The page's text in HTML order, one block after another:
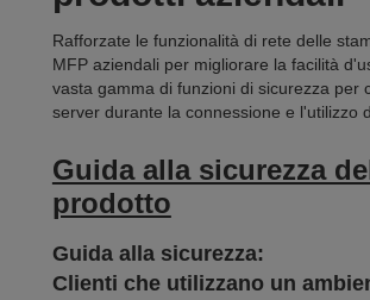
Rafforzate le funzionalità di rete delle
MFP aziendali per migliorare la facilità
vasta gamma di funzioni di sicurezza per
server durante la connessione e l'utilizzo
Guida alla sicurezza
prodotto
Guida alla sicurezza:
Clienti che utilizzano un